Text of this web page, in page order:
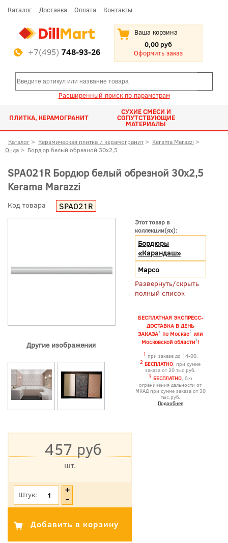
Каталог Доставка Оплата Контакты
+7(495) 748-93-26
Ваша корзина
0,00 руб
Оформить заказ
Расширенный поиск по параметрам
ПЛИТКА, КЕРАМОГРАНИТ
СУХИЕ СМЕСИ И
СОПУТСТВУЮЩИЕ
МАТЕРИАЛЫ
Каталог > Керамическая плитка и керамогранит > Kerama Marazzi >
Онда > Бордюр белый обрезной 30x2,5
SPA021R Бордюр белый обрезной 30x2,5
Kerama Marazzi
Код товара SPA021R
Другие изображения
Этот товар в
коллекции(ях):
Бордюры
«Карандаш»
Марсо
Развернуть/скрыть
полный список
БЕСПЛАТНАЯ ЭКСПРЕСС-
ДОСТАВКА В ДЕНЬ
ЗАКАЗА1 по Москве2 или
Московской области3!
1 при заказе до 14-00.
2 БЕСПЛАТНО, при сумме
заказа от 20 тыс.руб.
3 БЕСПЛАТНО, без
ограничения дальности от
МКАД при сумме заказа от 30
тыс.руб.
Подробнее
457 руб
шт.
Штук: